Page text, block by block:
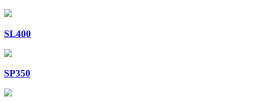
SL400
SP350